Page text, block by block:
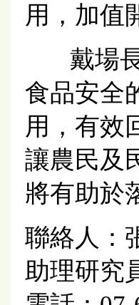
用，加值
戴場長
食品安全
用，有效
讓農民及
將有助於
聯絡人：
助理研究